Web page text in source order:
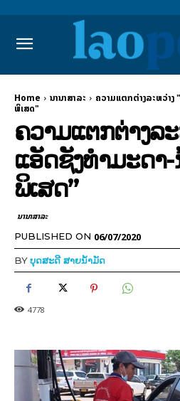
Home ນານາສາລະ
ຄວາມແຕກຕ່າງລະຫວ່າງ
ພິເສດ"
ຄວາມແຕກຕ່າງລ
ແອັດຊັງທຳມະດາ
ພິເສດ”
ນານາສາລະ
PUBLISHED ON 06/07/2020
BYບຸດສະດີ ສາຍນ້ຳມັດ
4778